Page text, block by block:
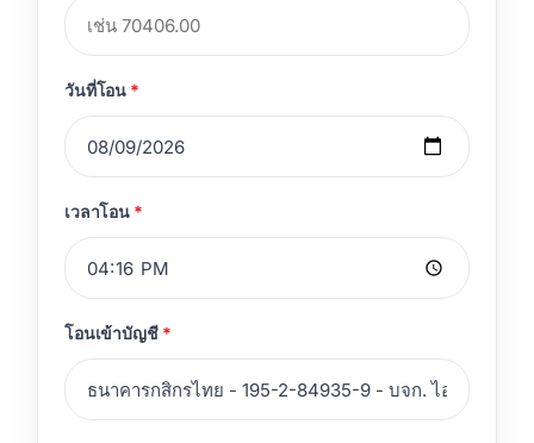
วันที่โอน *
เวลาโอน *
โอนเข้าบัญชี *